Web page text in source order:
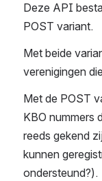
Deze API
POST variant.
Met beide
verenigingen
Met de POST
KBO nummers
reeds gekend
kunnen
ondersteund?).